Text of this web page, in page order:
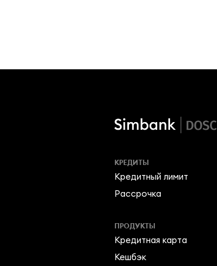
КРЕДИТЫ
Кредитный лимит
Рассрочка
ПРОДУКТЫ
Кредитная карта
Кешбэк